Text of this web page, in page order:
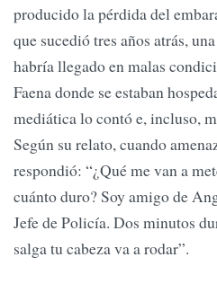
producido la pérdida del
que sucedió tres años atrás,
habría llegado en malas
Faena donde se estaban
mediática lo contó e, incluso,
Según su relato, cuando
respondió: “¿Qué me van a
cuánto duro? Soy amigo de
Jefe de Policía. Dos minutos
salga tu cabeza va a rodar”.